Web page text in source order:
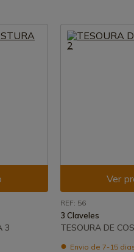
3
Ver
REF: 56
3 Claveles
TESOURA DE
Envio de 7-15